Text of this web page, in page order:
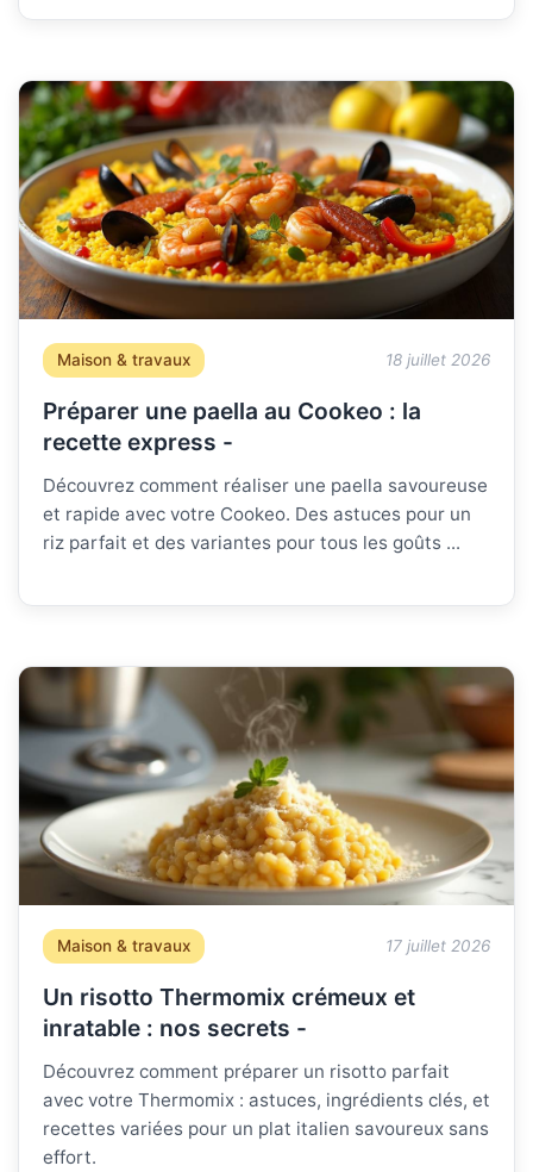
Maison & travaux 18 juillet 2026
Préparer une paella au Cookeo : la
recette express -
Découvrez comment réaliser une paella savoureuse
et rapide avec votre Cookeo. Des astuces pour un
riz parfait et des variantes pour tous les goûts ...
Maison & travaux 17 juillet 2026
Un risotto Thermomix crémeux et
inratable : nos secrets -
Découvrez comment préparer un risotto parfait
avec votre Thermomix : astuces, ingrédients clés, et
recettes variées pour un plat italien savoureux sans
effort.